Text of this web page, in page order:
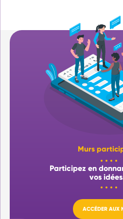
Murs
Participez en
vos
ACCÉDER AUX